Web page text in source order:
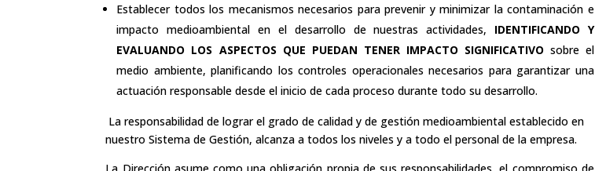
Establecer todos los mecanismos necesarios para prevenir y minimizar la contaminación e
impacto medioambiental en el desarrollo de nuestras actividades, IDENTIFICANDO Y
EVALUANDO LOS ASPECTOS QUE PUEDAN TENER IMPACTO SIGNIFICATIVO sobre el
medio ambiente, planificando los controles operacionales necesarios para garantizar una
actuación responsable desde el inicio de cada proceso durante todo su desarrollo.
La responsabilidad de lograr el grado de calidad y de gestión medioambiental establecido en
nuestro Sistema de Gestión, alcanza a todos los niveles y a todo el personal de la empresa.
La Dirección asume como una obligación propia de sus responsabilidades, el compromiso de